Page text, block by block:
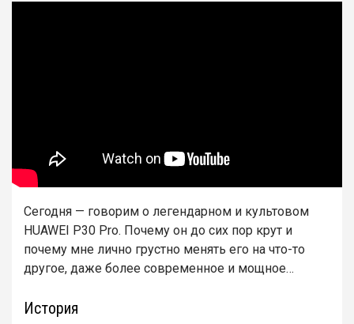
Сегодня — говорим о легендарном и культовом
HUAWEI P30 Pro. Почему он до сих пор крут и
почему мне лично грустно менять его на что-то
другое, даже более современное и мощное…
История